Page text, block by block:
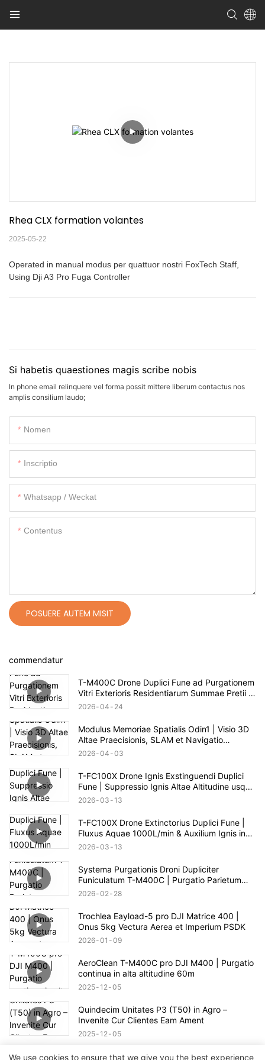
Rhea CLX formation volantes
2025-05-22
Operated in manual modus per quattuor nostri FoxTech Staff,
Using Dji A3 Pro Fuga Controller
Si habetis quaestiones magis scribe nobis
In phone email relinquere vel forma possit mittere liberum contactus nos
amplis consilium laudo;
Nomen
Inscriptio
Whatsapp / Weckat
Contentus
POSUERE AUTEM MISIT
commendatur
T-M400C Drone Duplici Fune ad Purgationem
Vitri Exterioris Residentiarum Summae Pretii |
Spatium 60m
2026 04 24
Modulus Memoriae Spatialis Odin1 | Visio 3D
Altae Praecisionis, SLAM et Navigatio
Autonoma
2026 04 03
T-FC100X Drone Ignis Exstinguendi Duplici
Fune | Suppressio Ignis Altae Altitudine usque
ad 100m
2026 03 13
T-FC100X Drone Extinctorius Duplici Fune |
Fluxus Aquae 1000L/min & Auxilium Ignis in
Alto Alto 100m
2026 03 13
Systema Purgationis Droni Dupliciter
Funiculatum T-M400C | Purgatio Parietum
Vitreum pro Area Commerciali
2026 02 28
Trochlea Eayload-5 pro DJI Matrice 400 |
Onus 5kg Vectura Aerea et Imperium PSDK
2026 01 09
AeroClean T-M400C pro DJI M400 | Purgatio
continua in alta altitudine 60m
2025 12 05
Quindecim Unitates P3 (T50) in Agro –
Invenite Cur Clientes Eam Ament
2025 12 05
FW-02 Platforma Robotica Omnidirectionalis |
We use cookies to ensure that we give you the best experience